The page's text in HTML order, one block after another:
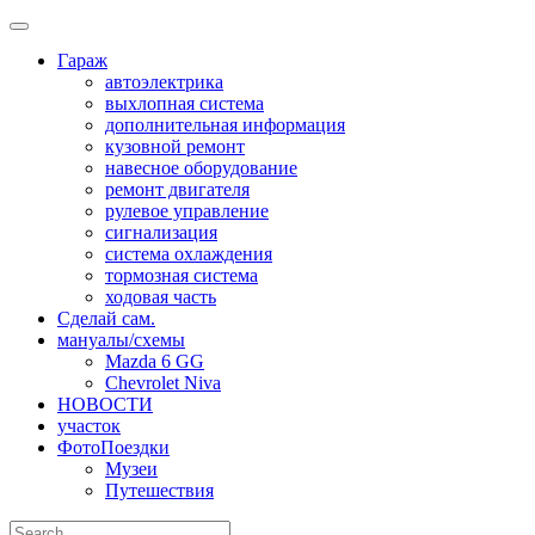
Skip
contentГараж
автоэлектрика
выхлопная система
дополнительная информация
кузовной ремонт
навесное оборудование
ремонт двигателя
рулевое управление
сигнализация
система охлаждения
тормозная система
ходовая часть
Сделай сам.
мануалы/схемы
Mazda 6 GG
Chevrolet Niva
НОВОСТИ
участок
ФотоПоездки
Музеи
Путешествия
Search